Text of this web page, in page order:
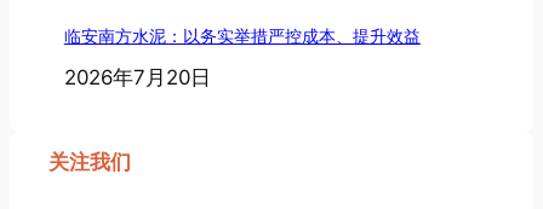
临安南方水泥：以务实举措严控成本、提升效益
2026年7月20日
关注我们